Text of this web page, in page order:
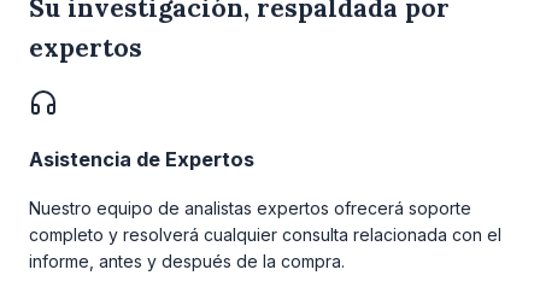
Su investigación, respaldada por
expertos
Asistencia de Expertos
Nuestro equipo de analistas expertos ofrecerá soporte
completo y resolverá cualquier consulta relacionada con el
informe, antes y después de la compra.